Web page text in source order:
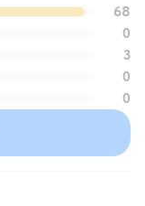
68
0
3
0
0